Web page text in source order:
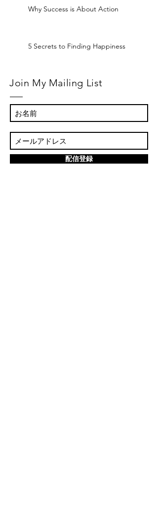
Why Success is About Action
5 Secrets to Finding Happiness
Join My Mailing List
配信登録